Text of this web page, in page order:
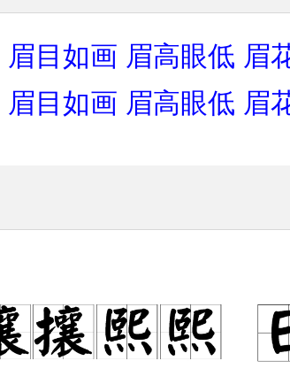
眉目如画 眉高眼低 眉
眉目如画 眉高眼低 眉